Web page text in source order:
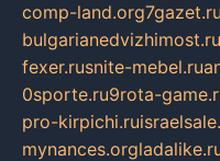
comp-land.org7gazet.ru
bulgarianedvizhimost.ru
fexer.rusnite-mebel.ru
0sporte.ru9rota-
pro-kirpichi.ru
mynances.org